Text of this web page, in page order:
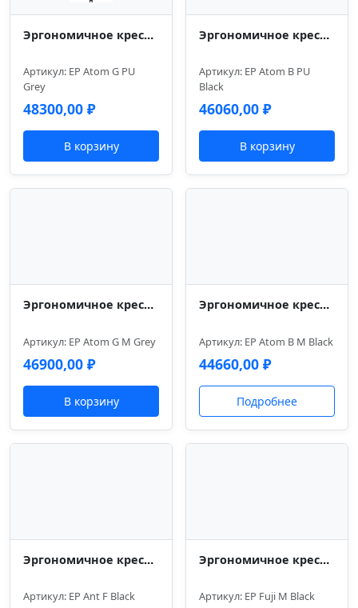
Эргономичное кресло Everprof Atom Grey Экокожа Серый
Артикул: EP Atom G PU
Grey
48300,00 ₽
В корзину
Эргономичное кресло Everprof Atom Black Экокожа Черный
Артикул: EP Atom B PU
Black
46060,00 ₽
В корзину
Эргономичное кресло Everprof Atom Grey Сетка Серый
Артикул: EP Atom G M Grey
46900,00 ₽
В корзину
Эргономичное кресло Everprof Atom Black Сетка Черный
Артикул: EP Atom B M Black
44660,00 ₽
Подробнее
Эргономичное кресло Everprof Ant Ткань Черный
Артикул: EP Ant F Black
Эргономичное кресло Everprof Fuji Сетка Черный
Артикул: EP Fuji M Black